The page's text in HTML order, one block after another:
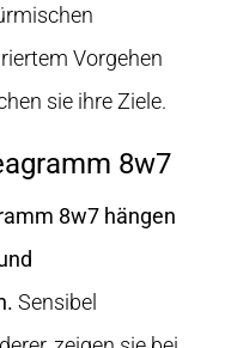
Vorgehen
sie ihre Ziele.
8w7
8w7 hängen
Sensibel